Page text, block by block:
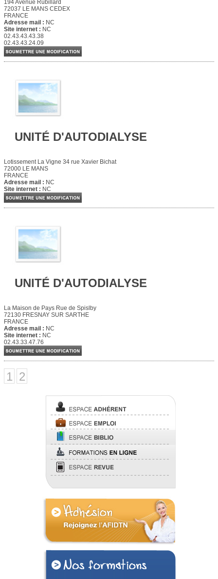
194 Avenue Rubillard
72037 LE MANS CEDEX
FRANCE
Adresse mail : NC
Site internet : NC
02.43.43.43.38
02.43.43.24.09
UNITÉ D'AUTODIALYSE
Lotissement La Vigne 34 rue Xavier Bichat
72000 LE MANS
FRANCE
Adresse mail : NC
Site internet : NC
UNITÉ D'AUTODIALYSE
La Maison de Pays Rue de Spislby
72130 FRESNAY SUR SARTHE
FRANCE
Adresse mail : NC
Site internet : NC
02.43.33.47.76
1 2